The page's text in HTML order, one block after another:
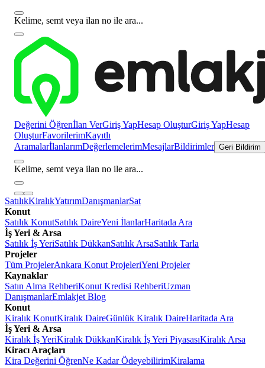
Kelime, semt veya ilan no ile ara...
Değerini Öğrenİlan VerGiriş YapHesap OluşturGiriş YapHesap
OluşturFavorilerimKayıtlı
AramalarİlanlarımDeğerlemelerimMesajlarBildirimler Geri Bildirim
Kelime, semt veya ilan no ile ara...
SatılıkKiralıkYatırımDanışmanlarSat
Konut
Satılık KonutSatılık DaireYeni İlanlarHaritada Ara
İş Yeri & Arsa
Satılık İş YeriSatılık DükkanSatılık ArsaSatılık Tarla
Projeler
Tüm ProjelerAnkara Konut ProjeleriYeni Projeler
Kaynaklar
Satın Alma RehberiKonut Kredisi RehberiUzman
DanışmanlarEmlakjet Blog
Konut
Kiralık KonutKiralık DaireGünlük Kiralık DaireHaritada Ara
İş Yeri & Arsa
Kiralık İş YeriKiralık DükkanKiralık İş Yeri PiyasasıKiralık Arsa
Kiracı Araçları
Kira Değerini ÖğrenNe Kadar ÖdeyebilirimKiralama